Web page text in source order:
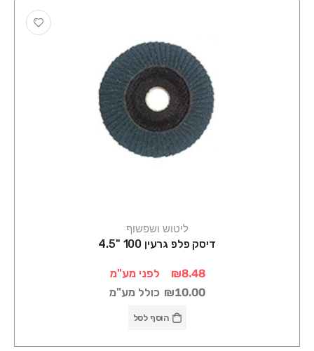
ליטוש ושפשוף
דיסק פלפ גרעין 100 "4.5
₪8.48
לפני מע"מ
₪10.00 כולל מע"מ
הוסף לסל